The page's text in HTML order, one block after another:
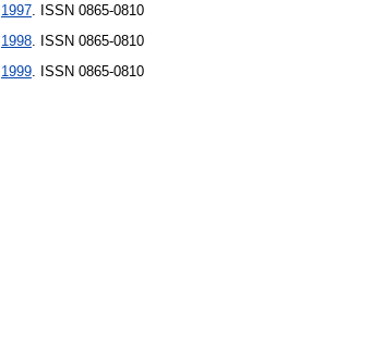
1997. ISSN 0865-0810
1998. ISSN 0865-0810
1999 . ISSN 0865-0810